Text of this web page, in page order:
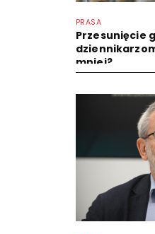
PRASA
Przesunięcie
mniej?